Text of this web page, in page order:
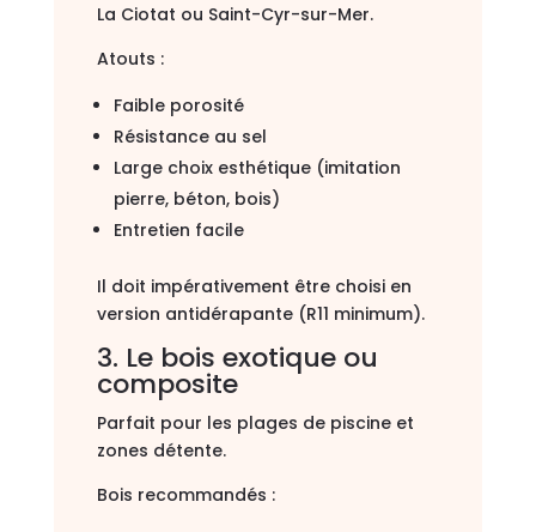
La Ciotat ou Saint-Cyr-sur-Mer.
Atouts :
Faible porosité
Résistance au sel
Large choix esthétique (imitation
pierre, béton, bois)
Entretien facile
Il doit impérativement être choisi en
version antidérapante (R11 minimum).
3. Le bois exotique ou
composite
Parfait pour les plages de piscine et
zones détente.
Bois recommandés :